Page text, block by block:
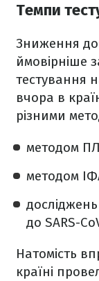
Темпи
Зниження
ймовірніше
тестування
вчора в
різними
методом
методом
до SARS-
Натомість
країні